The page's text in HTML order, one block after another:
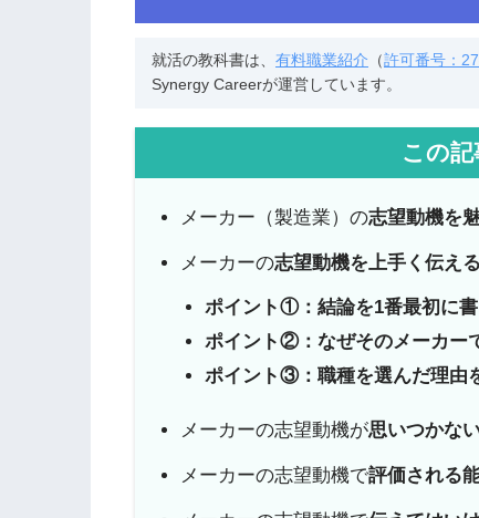
就活の教科書は、 有料職業紹介 （許可番号：
Synergy Careerが運営しています。
この
メーカー（製造業）の志望動機を
メーカーの志望動機を上手く伝え
ポイント①：結論を1番最初に書
ポイント②：なぜそのメーカー
ポイント③：職種を選んだ理由
メーカーの志望動機が思いつかな
メーカーの志望動機で評価される